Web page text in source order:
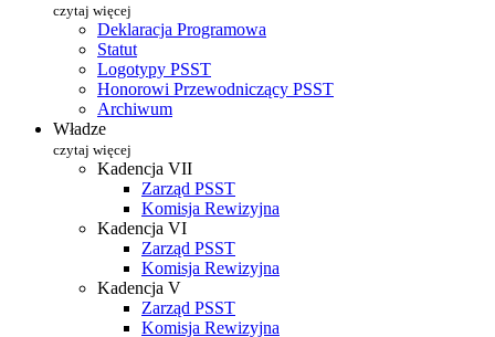
czytaj więcej
Deklaracja Programowa
Statut
Logotypy PSST
Honorowi Przewodniczący PSST
Archiwum
Władze
czytaj więcej
Kadencja VII
Zarząd PSST
Komisja Rewizyjna
Kadencja VI
Zarząd PSST
Komisja Rewizyjna
Kadencja V
Zarząd PSST
Komisja Rewizyjna